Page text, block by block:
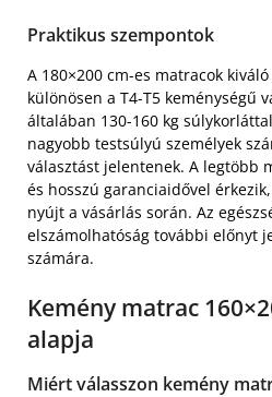
Praktikus szempontok
A 180×200 cm-es matracok
különösen a T4-T5 keménységű
általában 130-160 kg
nagyobb testsúlyú személyek
választást jelentenek. A legtöbb
és hosszú garanciaidővel
nyújt a vásárlás során. Az
elszámolhatóság további előnyt
számára.
Kemény matrac
alapja
Miért válasszon kemény